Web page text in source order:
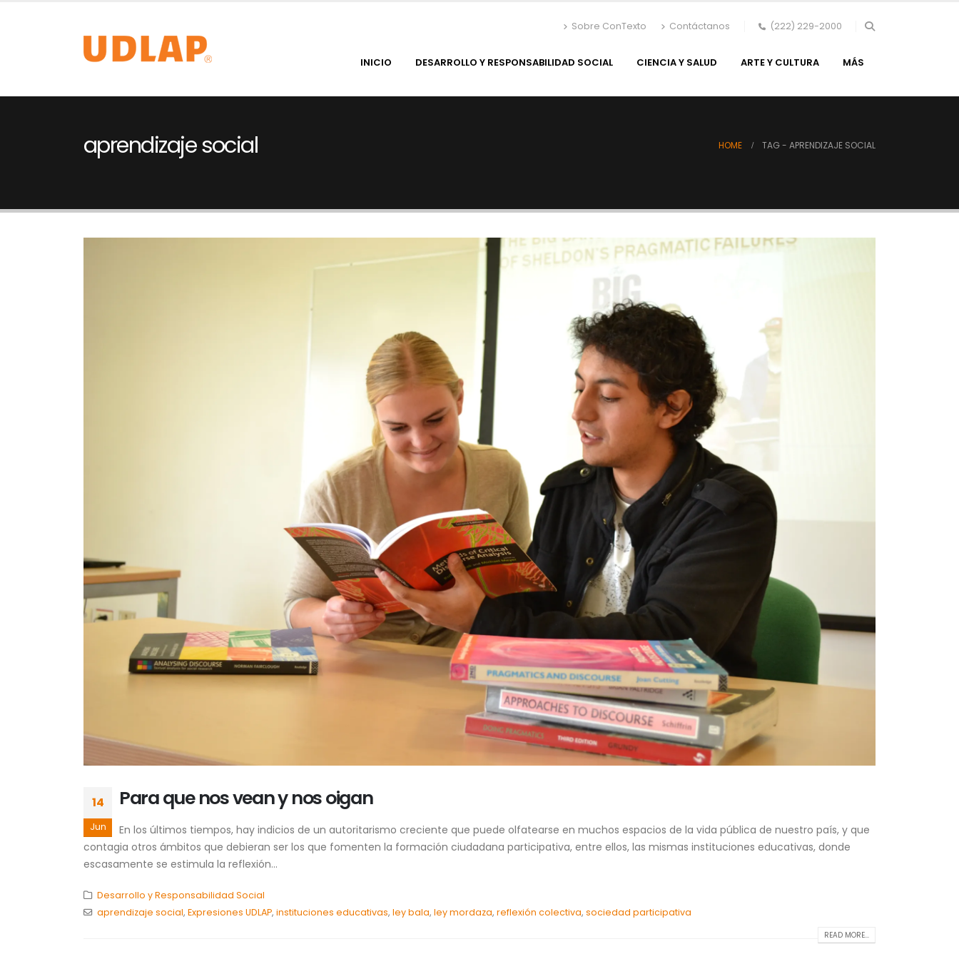
Sobre ConTexto Contáctanos (222) 229-2000
INICIO DESARROLLO Y RESPONSABILIDAD SOCIAL CIENCIA Y SALUD ARTE Y CULTURA MÁS
aprendizaje social HOME TAG - APRENDIZAJE SOCIAL
14
Jun
Para que nos vean y nos oigan
En los últimos tiempos, hay indicios de un autoritarismo creciente que puede olfatearse en muchos espacios de la vida pública de nuestro país, y que
contagia otros ámbitos que debieran ser los que fomenten la formación ciudadana participativa, entre ellos, las mismas instituciones educativas, donde
escasamente se estimula la reflexión...
Desarrollo y Responsabilidad Social
aprendizaje social, Expresiones UDLAP, instituciones educativas, ley bala, ley mordaza, reflexión colectiva, sociedad participativa
READ MORE...